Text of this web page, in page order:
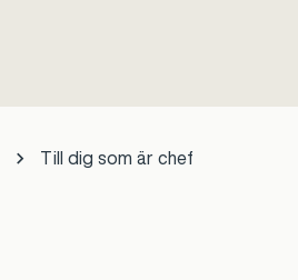
Till dig som är chef